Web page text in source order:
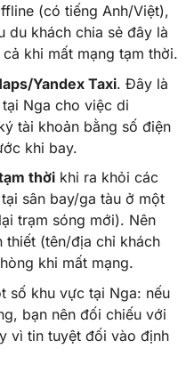
(có tiếng Anh/Việt),
du khách chia sẻ đây là
khi mất mạng tạm thời.
Yandex Taxi. Đây là
Nga cho việc di
tài khoản bằng số điện
khi bay.
thời khi ra khỏi các
sân bay/ga tàu ở một
trạm sóng mới). Nên
thiết (tên/địa chỉ khách
khi mất mạng.
số khu vực tại Nga: nếu
bạn nên đối chiếu với
vì tin tuyệt đối vào định